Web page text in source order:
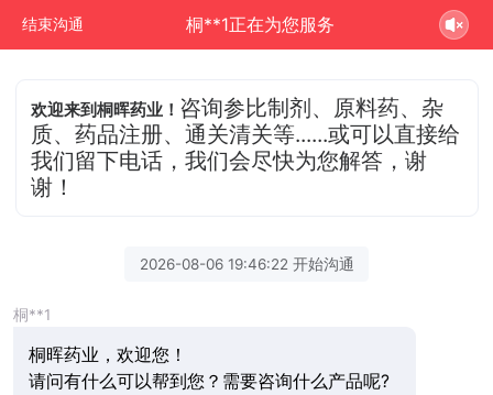
结束沟通 桐**1正在为您服务
欢迎来到桐晖药业！ 咨询参比制剂、原料药、杂
质、药品注册、通关清关等......或可以直接给
我们留下电话，我们会尽快为您解答，谢
谢！
2026-08-06 19:46:22 开始沟通
桐**1
桐晖药业，欢迎您！
请问有什么可以帮到您？需要咨询什么产品呢?